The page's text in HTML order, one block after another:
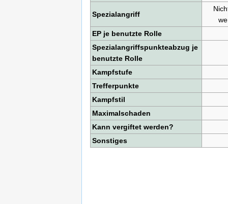
Spezialangriff
EP je benutzte Rolle
Spezialangriffspunkteabzug je
benutzte Rolle
Kampfstufe
Trefferpunkte
Kampfstil
Maximalschaden
Kann vergiftet werden?
Sonstiges